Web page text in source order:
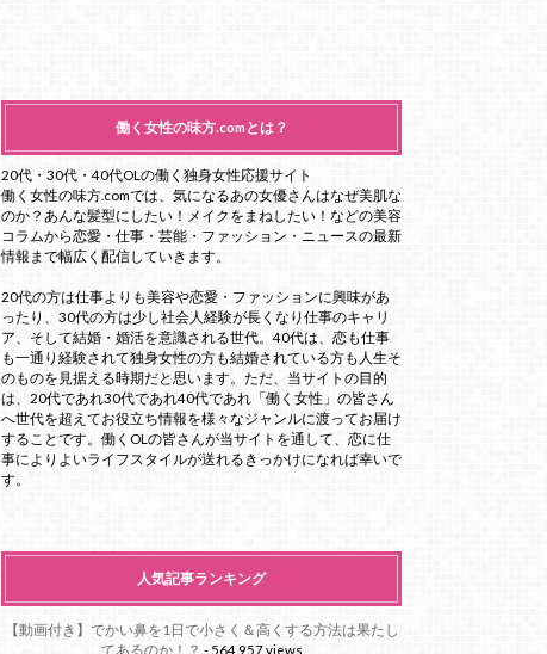
働く女性の味方.comとは？
20代・30代・40代OLの働く独身女性応援サイト
働く女性の味方.comでは、気になるあの女優さんはなぜ美肌な
のか？あんな髪型にしたい！メイクをまねしたい！などの美容
コラムから恋愛・仕事・芸能・ファッション・ニュースの最新
情報まで幅広く配信していきます。
20代の方は仕事よりも美容や恋愛・ファッションに興味があ
ったり、30代の方は少し社会人経験が長くなり仕事のキャリ
ア、そして結婚・婚活を意識される世代。40代は、恋も仕事
も一通り経験されて独身女性の方も結婚されている方も人生そ
のものを見据える時期だと思います。ただ、当サイトの目的
は、20代であれ30代であれ40代であれ「働く女性」の皆さん
へ世代を超えてお役立ち情報を様々なジャンルに渡ってお届け
することです。働くOLの皆さんが当サイトを通して、恋に仕
事によりよいライフスタイルが送れるきっかけになれば幸いで
す。
人気記事ランキング
【動画付き】でかい鼻を1日で小さく＆高くする方法は果たし
てあるのか！？ - 564,957 views